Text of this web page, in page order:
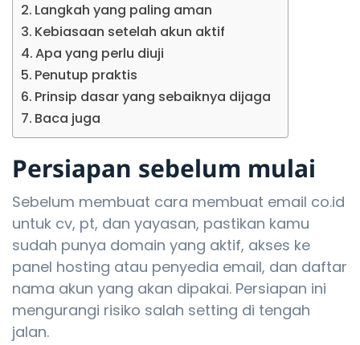
Langkah yang paling aman
Kebiasaan setelah akun aktif
Apa yang perlu diuji
Penutup praktis
Prinsip dasar yang sebaiknya dijaga
Baca juga
Persiapan sebelum mulai
Sebelum membuat cara membuat email co.id
untuk cv, pt, dan yayasan, pastikan kamu
sudah punya domain yang aktif, akses ke
panel hosting atau penyedia email, dan daftar
nama akun yang akan dipakai. Persiapan ini
mengurangi risiko salah setting di tengah
jalan.